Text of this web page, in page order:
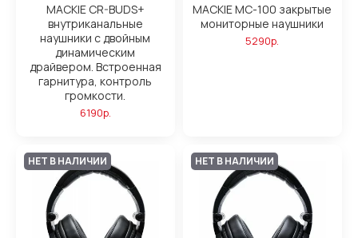
MACKIE CR-BUDS+
внутриканальные
наушники с двойным
динамическим
драйвером. Встроенная
гарнитура, контроль
громкости.
6190р.
MACKIE MC-100 закрытые
мониторные наушники
5290р.
НЕТ В НАЛИЧИИ НЕТ В НАЛИЧИИ